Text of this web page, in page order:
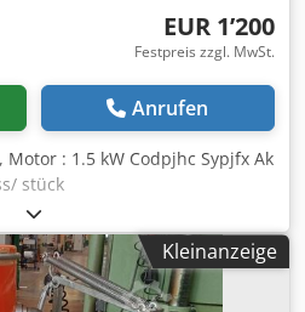
EUR 1’200
Festpreis zzgl. MwSt.
Anrufen
, Motor : 1.5 kW Codpjhc Sypjfx Ak
stück
Kleinanzeige